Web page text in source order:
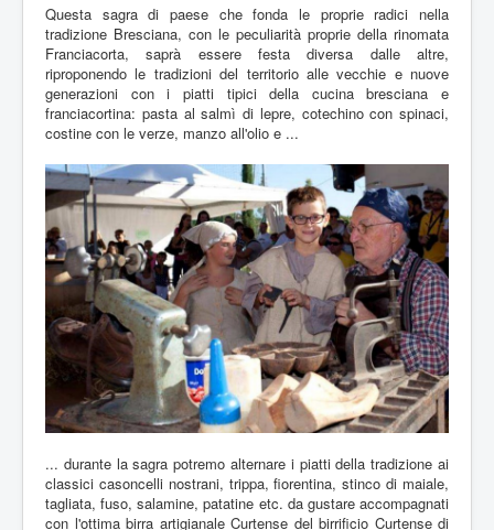
Questa sagra di paese che fonda le proprie radici nella
tradizione Bresciana, con le peculiarità proprie della rinomata
Franciacorta, saprà essere festa diversa dalle altre,
riproponendo le tradizioni del territorio alle vecchie e nuove
generazioni con i piatti tipici della cucina bresciana e
franciacortina: pasta al salmì di lepre, cotechino con spinaci,
costine con le verze, manzo all'olio e ...
... durante la sagra potremo alternare i piatti della tradizione ai
classici casoncelli nostrani, trippa, fiorentina, stinco di maiale,
tagliata, fuso, salamine, patatine etc. da gustare accompagnati
con l'ottima birra artigianale Curtense del birrificio Curtense di